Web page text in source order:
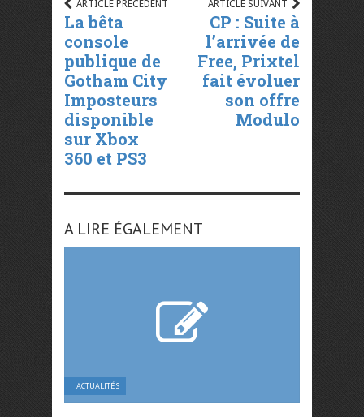
ARTICLE PRÉCÉDENT
La bêta
console
publique de
Gotham City
Imposteurs
disponible
sur Xbox
360 et PS3
ARTICLE SUIVANT
CP : Suite à
l’arrivée de
Free, Prixtel
fait évoluer
son offre
Modulo
A LIRE ÉGALEMENT
ACTUALITÉS